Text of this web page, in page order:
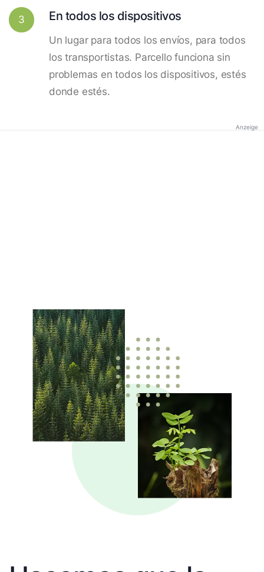
3 En todos los dispositivos
Un lugar para todos los envíos, para todos
los transportistas. Parcello funciona sin
problemas en todos los dispositivos, estés
donde estés.
Anzeige